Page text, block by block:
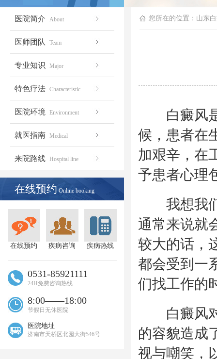
医院简介 About
医师团队 Team
专业知识 Major
特色疗法 Characteristic
医院环境 Environment
就医指南 Medical
来院路线 Hospital line
在线预约 Online booking
在线预约 疾病咨询 疾病热线
0531-85921111
24H免费咨询热线
8:00——18:00
节假日无休医院
医院地址
济南市天桥区北园大街546号
您所在的位置： 山东
白癜风是
候，患者在
加艰辛，在
予患者心理
我想我们
通常来说就
较大的话，
都会受到一
们找工作的
白癜风对
的容貌造成
视与嘲笑，